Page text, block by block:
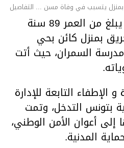
بمنزل يتسبب في وفاة مسن ... التفاصيل
توفي يوم أمس مسن يبلغ من العمر 89 سنة
بمنزل كائن بحي
مدرسة السمران، حيث أتت
التابعة للإدارة
بتونس التدخل، وتمت
إلى أعوان الأمن الوطني،
المدنية.